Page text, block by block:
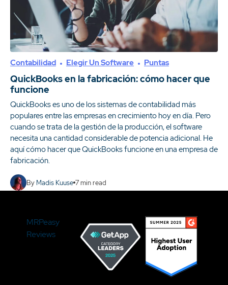
Contabilidad Elegir Un Software Puntas
QuickBooks en la fabricación: cómo hacer que
funcione
QuickBooks es uno de los sistemas de contabilidad más
populares entre las empresas en crecimiento hoy en día. Pero
cuando se trata de la gestión de la producción, el software
necesita una cantidad considerable de potencia adicional. He
aquí cómo hacer que QuickBooks funcione en una empresa de
fabricación.
By Madis Kuuse 7min read
MRPeasy
Reviews